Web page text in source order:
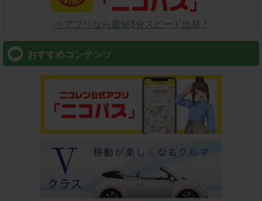
⇒ アプリなら最短3分スピード出発！
おすすめコンテンツ